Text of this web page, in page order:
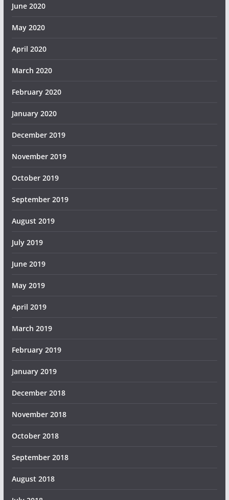
June 2020
May 2020
April 2020
March 2020
February 2020
January 2020
December 2019
November 2019
October 2019
September 2019
August 2019
July 2019
June 2019
May 2019
April 2019
March 2019
February 2019
January 2019
December 2018
November 2018
October 2018
September 2018
August 2018